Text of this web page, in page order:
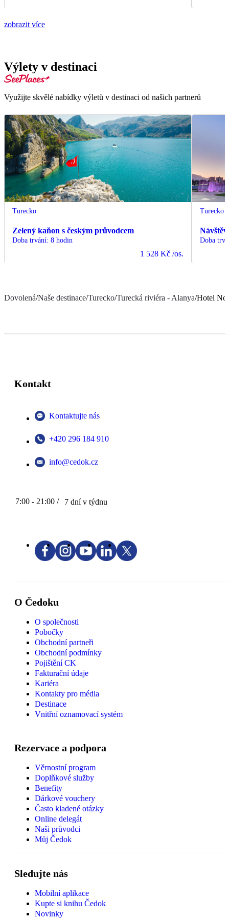
zobrazit více
Výlety v destinaci
Využijte skvělé nabídky výletů v destinaci od našich partnerů
Turecko
Zelený kaňon s českým průvodcem
Doba trvání: 8 hodin
1 528 Kč /os.
Turecko
Doba
Dovolená/Naše destinace/Turecko/Turecká riviéra - Alanya/Hotel
Kontakt
Kontaktujte nás
+420 296 184 910
info@cedok.cz
7:00 - 21:00 / 7 dní v týdnu
O Čedoku
O společnosti
Pobočky
Obchodní partneři
Obchodní podmínky
Pojištění CK
Fakturační údaje
Kariéra
Kontakty pro média
Destinace
Vnitřní oznamovací systém
Rezervace a podpora
Věrnostní program
Doplňkové služby
Benefity
Dárkové vouchery
Často kladené otázky
Online delegát
Naši průvodci
Můj Čedok
Sledujte nás
Mobilní aplikace
Kupte si knihu Čedok
Novinky